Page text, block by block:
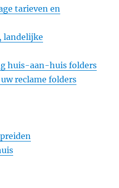
tarieven en
landelijke
huis-aan-huis folders
reclame folders